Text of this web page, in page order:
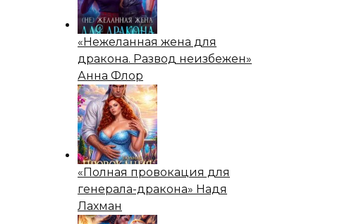
«Нежеланная жена для
дракона. Развод неизбежен»
Анна Флор
«Полная провокация для
генерала-дракона» Надя
Лахман